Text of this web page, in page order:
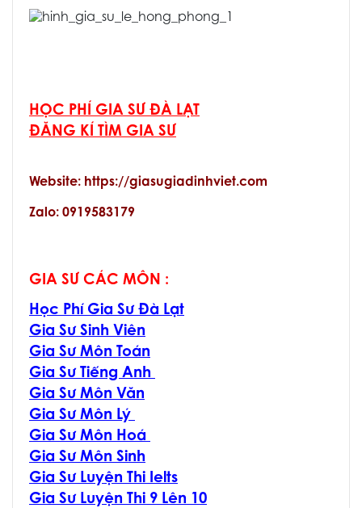
HỌC PHÍ GIA SƯ ĐÀ LẠT
ĐĂNG KÍ TÌM GIA SƯ
Website: https://giasugiadinhviet.com
Zalo: 0919583179
GIA SƯ CÁC MÔN :
Học Phí Gia Sư Đà Lạt
Gia Sư Sinh Viên
Gia Sư Môn Toán
Gia Sư Tiếng Anh
Gia Sư Môn Văn
Gia Sư Môn Lý
Gia Sư Môn Hoá
Gia Sư Môn Sinh
Gia Sư Luyện Thi Ielts
Gia Sư Luyện Thi 9 Lên 10